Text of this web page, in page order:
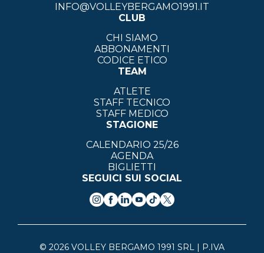
INFO@VOLLEYBERGAMO1991.IT
CLUB
CHI SIAMO
ABBONAMENTI
CODICE ETICO
TEAM
ATLETE
STAFF TECNICO
STAFF MEDICO
STAGIONE
CALENDARIO 25/26
AGENDA
BIGLIETTI
SEGUICI SUI SOCIAL
© 2026 VOLLEY BERGAMO 1991 SRL | P.IVA